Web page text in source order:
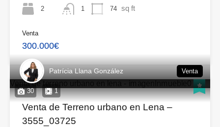
2 1 74 sq ft
Venta
300.000€
30 1
Patrícia Llana González Venta
Venta de Terreno urbano en Lena –
3555_03725